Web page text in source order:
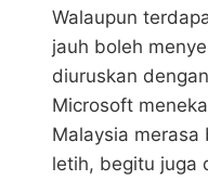
Walaupun
jauh boleh
diuruskan
Microsoft
Malaysia
letih, begitu juga